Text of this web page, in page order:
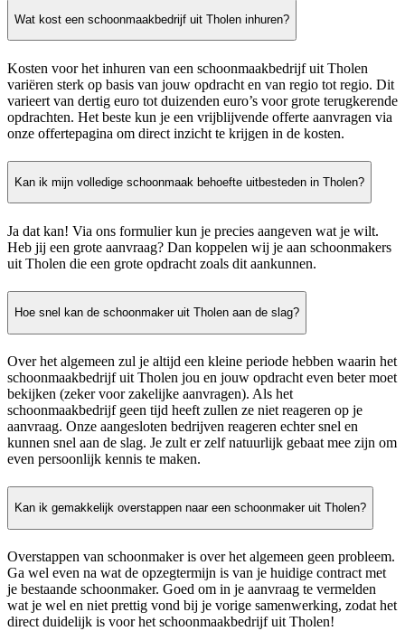
Wat kost een schoonmaakbedrijf uit Tholen inhuren?
Kosten voor het inhuren van een schoonmaakbedrijf uit Tholen
variëren sterk op basis van jouw opdracht en van regio tot regio. Dit
varieert van dertig euro tot duizenden euro’s voor grote terugkerende
opdrachten. Het beste kun je een vrijblijvende offerte aanvragen via
onze offertepagina om direct inzicht te krijgen in de kosten.
Kan ik mijn volledige schoonmaak behoefte uitbesteden in Tholen?
Ja dat kan! Via ons formulier kun je precies aangeven wat je wilt.
Heb jij een grote aanvraag? Dan koppelen wij je aan schoonmakers
uit Tholen die een grote opdracht zoals dit aankunnen.
Hoe snel kan de schoonmaker uit Tholen aan de slag?
Over het algemeen zul je altijd een kleine periode hebben waarin het
schoonmaakbedrijf uit Tholen jou en jouw opdracht even beter moet
bekijken (zeker voor zakelijke aanvragen). Als het
schoonmaakbedrijf geen tijd heeft zullen ze niet reageren op je
aanvraag. Onze aangesloten bedrijven reageren echter snel en
kunnen snel aan de slag. Je zult er zelf natuurlijk gebaat mee zijn om
even persoonlijk kennis te maken.
Kan ik gemakkelijk overstappen naar een schoonmaker uit Tholen?
Overstappen van schoonmaker is over het algemeen geen probleem.
Ga wel even na wat de opzegtermijn is van je huidige contract met
je bestaande schoonmaker. Goed om in je aanvraag te vermelden
wat je wel en niet prettig vond bij je vorige samenwerking, zodat het
direct duidelijk is voor het schoonmaakbedrijf uit Tholen!